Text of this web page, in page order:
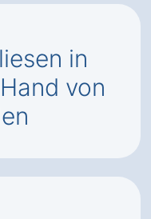
in
von